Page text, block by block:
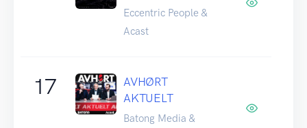
Eccentric People &
Acast
17
AVHØRT
AKTUELT
Batong Media &